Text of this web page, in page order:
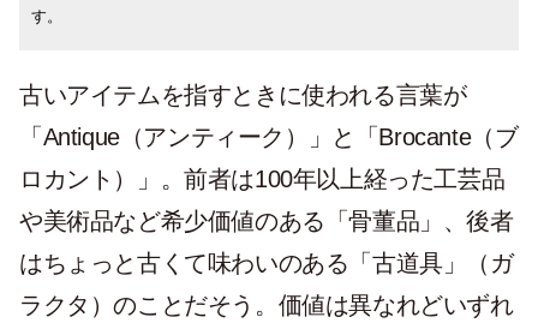
す。
の安い同じものを発見。
古いアイテムを指すときに使われる言葉が
「Antique（アンティーク）」と「Brocante（ブ
ロカント）」。前者は100年以上経った工芸品
や美術品など希少価値のある「骨董品」、後者
はちょっと古くて味わいのある「古道具」（ガ
ラクタ）のことだそう。価値は異なれどいずれ